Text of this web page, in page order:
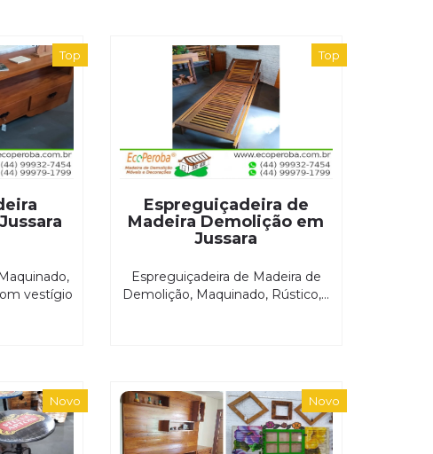
vestígio
Top
Espreguiçadeira de
Madeira Demolição em
Jussara
Espreguiçadeira de Madeira de
Demolição, Maquinado, Rústico,...
Top
Novo Novo